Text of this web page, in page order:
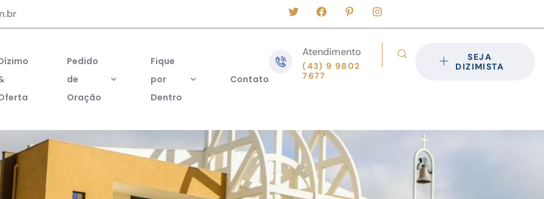
Pedido
de
Oração
Fique
por
Dentro
Contato
Atendimento
(43) 9 9802
7677
SEJA
DIZIMISTA